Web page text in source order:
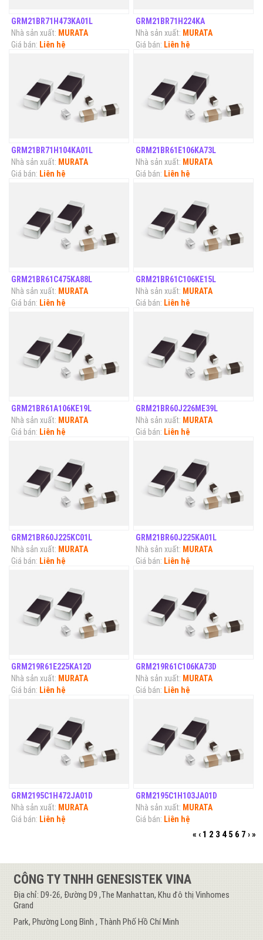
GRM21BR71H473KA01L
Nhà sản xuất: MURATA
Giá bán: Liên hệ
GRM21BR71H224KA
Nhà sản xuất: MURATA
Giá bán: Liên hệ
GRM21BR71H104KA01L
Nhà sản xuất: MURATA
Giá bán: Liên hệ
GRM21BR61E106KA73L
Nhà sản xuất: MURATA
Giá bán: Liên hệ
GRM21BR61C475KA88L
Nhà sản xuất: MURATA
Giá bán: Liên hệ
GRM21BR61C106KE15L
Nhà sản xuất: MURATA
Giá bán: Liên hệ
GRM21BR61A106KE19L
Nhà sản xuất: MURATA
Giá bán: Liên hệ
GRM21BR60J226ME39L
Nhà sản xuất: MURATA
Giá bán: Liên hệ
GRM21BR60J225KC01L
Nhà sản xuất: MURATA
Giá bán: Liên hệ
GRM21BR60J225KA01L
Nhà sản xuất: MURATA
Giá bán: Liên hệ
GRM219R61E225KA12D
Nhà sản xuất: MURATA
Giá bán: Liên hệ
GRM219R61C106KA73D
Nhà sản xuất: MURATA
Giá bán: Liên hệ
GRM2195C1H472JA01D
Nhà sản xuất: MURATA
Giá bán: Liên hệ
GRM2195C1H103JA01D
Nhà sản xuất: MURATA
Giá bán: Liên hệ
« ‹ 1 2 3 4 5 6 7 ›»
CÔNG TY TNHH GENESISTEK VINA
Địa chỉ: D9-26, Đường D9 ,The Manhattan, Khu đô thị Vinhomes
Grand
Park, Phường Long Bình , Thành Phố Hồ Chí Minh